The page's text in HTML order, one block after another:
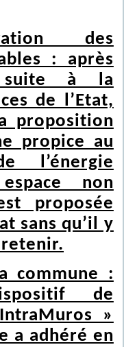
des
: après
suite à la
de l’Etat,
proposition
propice au
l’énergie
non
proposée
sans qu’il y
commune :
de
»
a adhéré en